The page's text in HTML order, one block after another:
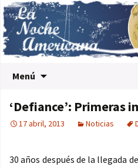
Menú
‘Defiance’: Primeras
17 abril, 2013 Noticias
30 años después de la llegada